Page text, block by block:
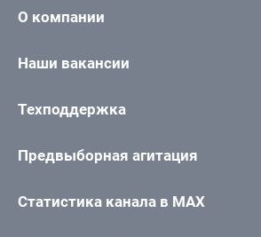
О компании
Наши вакансии
Техподдержка
Предвыборная агитация
Статистика канала в MAX